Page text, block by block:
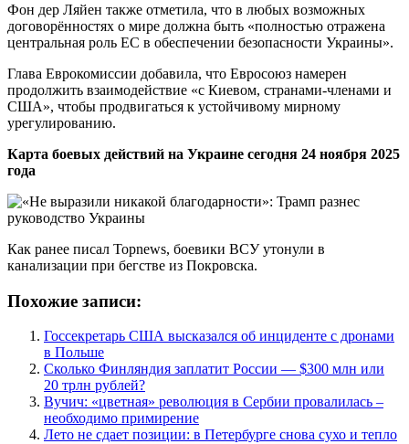
Фон дер Ляйен также отметила, что в любых возможных
договорённостях о мире должна быть «полностью отражена
центральная роль ЕС в обеспечении безопасности Украины».
Глава Еврокомиссии добавила, что Евросоюз намерен
продолжить взаимодействие «с Киевом, странами-членами и
США», чтобы продвигаться к устойчивому мирному
урегулированию.
Карта боевых действий на Украине сегодня 24 ноября 2025
года
Как ранее писал Topnews, боевики ВСУ утонули в
канализации при бегстве из Покровска.
Похожие записи:
Госсекретарь США высказался об инциденте с дронами
в Польше
Сколько Финляндия заплатит России — $300 млн или
20 трлн рублей?
Вучич: «цветная» революция в Сербии провалилась –
необходимо примирение
Лето не сдает позиции: в Петербурге снова сухо и тепло